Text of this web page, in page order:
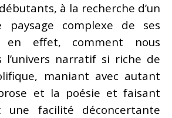
à la recherche d’un
paysage complexe de ses
en effet, comment nous
l’univers narratif si riche de
maniant avec autant
et la poésie et faisant
une facilité déconcertante